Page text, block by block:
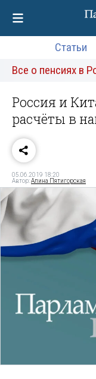
Статьи
Все о пенсиях в
Россия и
расчёты в
05.06.2019 18:20
Автор:Алина Пятигорская